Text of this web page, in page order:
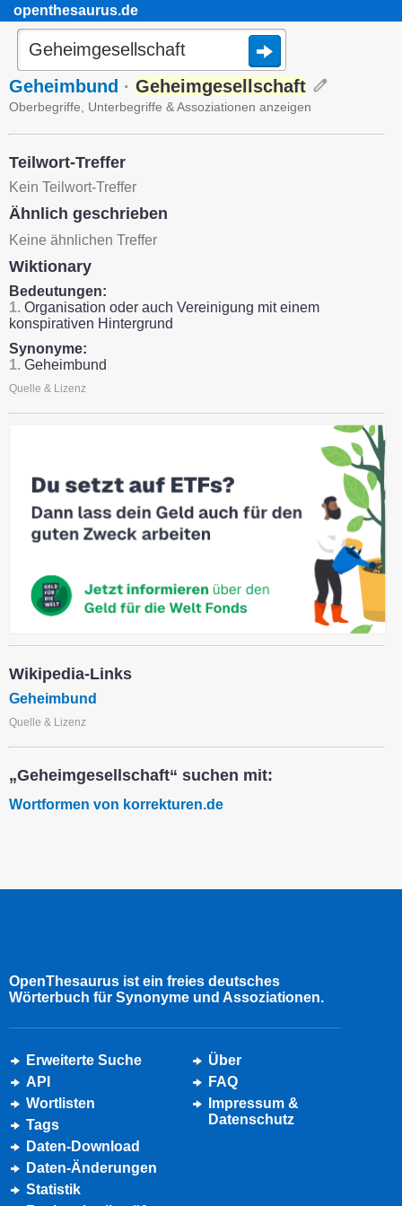
openthesaurus.de
Geheimbund · Geheimgesellschaft
Oberbegriffe, Unterbegriffe & Assoziationen anzeigen
Teilwort-Treffer
Kein Teilwort-Treffer
Ähnlich geschrieben
Keine ähnlichen Treffer
Wiktionary
Bedeutungen:
1. Organisation oder auch Vereinigung mit einem
konspirativen Hintergrund
Synonyme:
1. Geheimbund
Quelle & Lizenz
Wikipedia-Links
Geheimbund
Quelle & Lizenz
„Geheimgesellschaft“ suchen mit:
Wortformen von korrekturen.de
OpenThesaurus ist ein freies deutsches
Wörterbuch für Synonyme und Assoziationen.
Erweiterte Suche
API
Wortlisten
Tags
Daten-Download
Daten-Änderungen
Statistik
Über
FAQ
Impressum &
Datenschutz